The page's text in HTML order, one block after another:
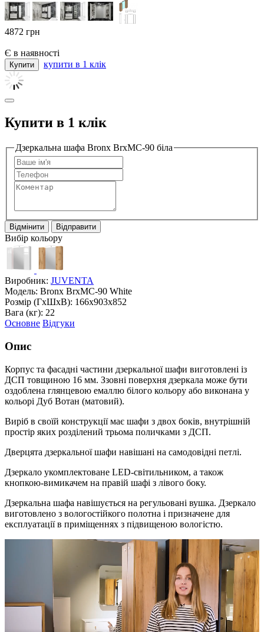
4872 грн
Є в наявності
купити в 1 клік
Купити в 1 клік
Дзеркальна шафа Bronx BrxMC-90 біла
Відмінити Відправити
Вибір кольору
Виробник: JUVENTA
Модель: Bronx BrxMC-90 White
Розмір (ГxШxВ): 166x903x852
Вага (кг): 22
Основне Відгуки
Опис
Корпус та фасадні частини дзеркальної шафи виготовлені із
ДСП товщиною 16 мм. Ззовні поверхня дзеркала може бути
оздоблена глянцевою емаллю білого кольору або виконана у
кольорі Дуб Вотан (матовий).
Виріб в своїй конструкції має шафи з двох боків, внутрішній
простір яких розділений трьома поличками з ДСП.
Дверцята дзеркальної шафи навішані на самодовідні петлі.
Дзеркало укомплектоване LED-світильником, а також
кнопкою-вимикачем на правій шафі з лівого боку.
Дзеркальна шафа навішується на регульовані вушка. Дзеркало
виготовлено з вологостійкого полотна і призначене для
експлуатації в приміщеннях з підвищеною вологістю.